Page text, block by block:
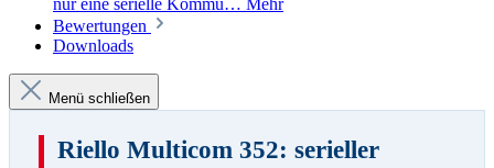
Bewertungen
Downloads
Menü schließen
Riello Multicom 352: serieller